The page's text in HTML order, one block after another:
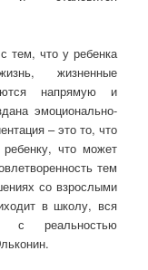
тем, что у ребенка
жизненные
напрямую и
эмоционально-
– это то, что
ребенку, что может
тем
со взрослыми
в школу, вся
с реальностью